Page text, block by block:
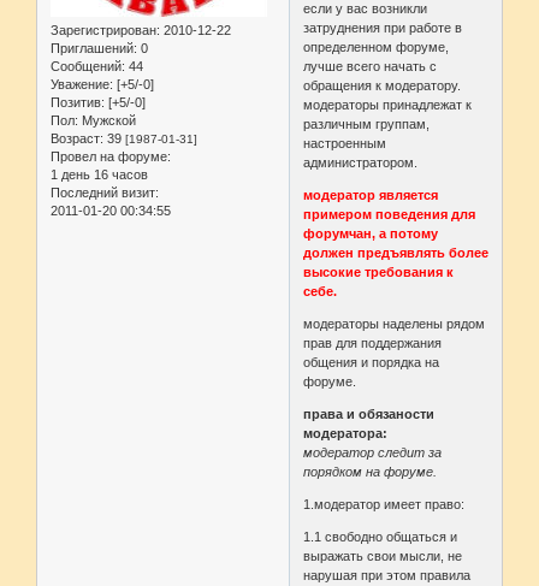
Зарегистрирован: 2010-12-22
Приглашений: 0
Сообщений: 44
Уважение: [+5/-0]
Позитив: [+5/-0]
Пол: Мужской
Возраст: 39 [1987-01-31]
Провел на форуме:
1 день 16 часов
Последний визит:
2011-01-20 00:34:55
если у вас возникли
затруднения при работе в
определенном форуме,
лучше всего начать с
обращения к модератору.
модераторы принадлежат к
различным группам,
настроенным
администратором.
модератор является
примером поведения для
форумчан, а потому
должен предъявлять более
высокие требования к
себе.
модераторы наделены рядом
прав для поддержания
общения и порядка на
форуме.
права и обязаности
модератора:
модератор следит за
порядком на форуме.
1.модератор имеет право:
1.1 свободно общаться и
выражать свои мысли, не
нарушая при этом правила